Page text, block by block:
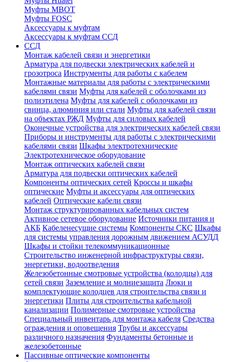
Муфты МВОТ
Муфты FOSC
Аксессуары к муфтам
Аксессуары к муфтам ССД
ССД
Монтаж кабелей связи и энергетики
Арматура для подвески электрических кабелей и
грозотроса Инструменты для работы с кабелем
Монтажные материалы для работы с электрическими
кабелями связи Муфты для кабелей с оболочками из
полиэтилена Муфты для кабелей с оболочками из
свинца, алюминия или стали Муфты для кабелей связи
на объектах РЖД Муфты для силовых кабелей
Оконечные устройства для электрических кабелей связи
Приборы и инструменты для работы с электрическими
кабелями связи Шкафы электротехнические
Электротехническое оборудование
Монтаж оптических кабелей связи
Арматура для подвески оптических кабелей
Компоненты оптических сетей Кроссы и шкафы
оптические Муфты и аксессуары для оптических
кабелей Оптические кабели связи
Монтаж структурированных кабельных систем
Активное сетевое оборудование Источники питания и
АКБ Кабеленесущие системы Компоненты СКС Шкафы
для системы управления дорожным движением АСУДД
Шкафы и стойки телекоммуникационные
Строительство инженерной инфраструктуры связи,
энергетики, водоотведения
Железобетонные смотровые устройства (колодцы) для
сетей связи Заземление и молниезащита Люки и
комплектующие колодцев для строительства связи и
энергетики Плиты для строительства кабельной
канализации Полимерные смотровые устройства
Специальный инвентарь для монтажа кабеля Средства
ограждения и оповещения Трубы и аксессуары
различного назначения Фундаменты бетонные и
железобетонные
Пассивные оптические компоненты